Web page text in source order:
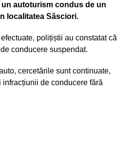
autoturism condus de un
localitatea Săsciori.
polițiștii au constatat că
conducere suspendat.
cercetările sunt continuate,
de conducere fără